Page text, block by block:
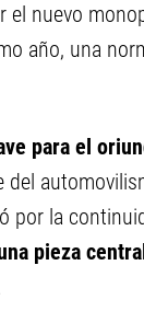
el nuevo
año, una
para el
del
por la
pieza